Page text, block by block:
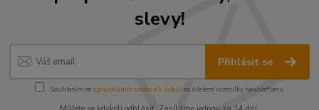
slevy!
Přihlásit se
Souhlasím se zpracováním osobních údajůza účelem rozesílky newsletteru.